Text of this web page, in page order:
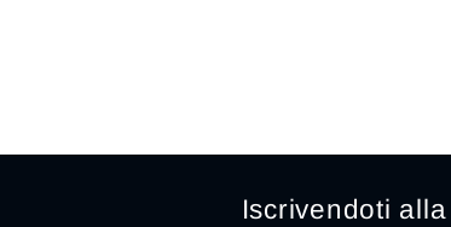
Iscrivendoti